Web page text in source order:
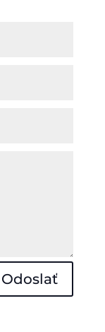
Odoslať